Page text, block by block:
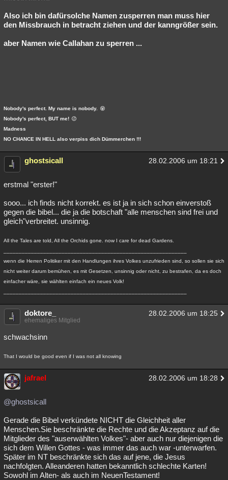
Also ich bin dafürsolche Namen zusperren man muss hier
den Missbrauch in betracht ziehen und der kanngrößer sein.
aber Namen wie Callahan zu sperren ...
Nobody's perfect. My name is nobody.
Nobody's perfect, BUT me!
Madness
NO CHANCE IN HELL also verpiss dich Dümmerchen !!!
ghostsicall 28.02.2006 um 18:21
erstmal "erster!"
sooo... ich finds nicht korrekt. es ist ja in sich schon einverstoß
gegen die bibel... die ja die botschaft "alle menschen sind frei und
gleich"verbreitet. unsinnig.
All the Tales are told, All the Orchids gone. now I care for dead Gardens.
wenn die Herren Politiker mit den Handlungen ihres Volkes unzufrieden sind, so sollen sie sich
nicht weiter darum bemühen, es mit Gesetzen, unsinnig oder nicht, zu bestrafen, da es doch
einfacher wäre, sie wählten einfach ein neues Volk!
doktore_ 28.02.2006 um 18:25
ehemaliges Mitglied
schwachsinn
That I would be good even if I was not all knowing
jafrael 28.02.2006 um 18:28
@ghostsicall
Gerade die Bibel verkündete NICHT die Gleichheit aller
Menschen.Sie beschränkte die Rechte und die Akzeptanz auf die
Mitglieder des "auserwählten Volkes"- aber auch nur diejenigen die
sich dem Willen Gottes - was immer das auch war -unterwarfen.
Später im NT beschränkte sich das auf jene, die Jesus
nachfolgten. Alleanderen hatten bekanntlich schlechte Karten!
Sowohl im Alten- als auch im NeuenTestament!